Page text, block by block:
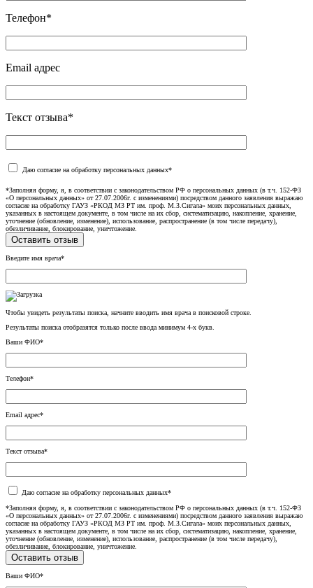
Телефон*
Email адрес
Текст отзыва*
Даю согласие на обработку персональных данных*
*Заполняя форму, я, в соответствии с законодательством РФ о персональных данных (в т.ч. 152-ФЗ
«О персональных данных» от 27.07.2006г. с изменениями) посредством данного заявления выражаю
согласие на обработку ГАУЗ «РКОД МЗ РТ им. проф. М.З.Сигала» моих персональных данных,
указанных в настоящем документе, в том числе на их сбор, систематизацию, накопление, хранение,
уточнение (обновление, изменение), использование, распространение (в том числе передачу),
обезличивание, блокирование, уничтожение.
Введите имя врача*
Чтобы увидеть результаты поиска, начните вводить имя врача в поисковой строке.
Результаты поиска отобразятся только после ввода минимум 4-х букв.
Ваши ФИО*
Телефон*
Email адрес*
Текст отзыва*
Даю согласие на обработку персональных данных*
*Заполняя форму, я, в соответствии с законодательством РФ о персональных данных (в т.ч. 152-ФЗ
«О персональных данных» от 27.07.2006г. с изменениями) посредством данного заявления выражаю
согласие на обработку ГАУЗ «РКОД МЗ РТ им. проф. М.З.Сигала» моих персональных данных,
указанных в настоящем документе, в том числе на их сбор, систематизацию, накопление, хранение,
уточнение (обновление, изменение), использование, распространение (в том числе передачу),
обезличивание, блокирование, уничтожение.
Ваши ФИО*